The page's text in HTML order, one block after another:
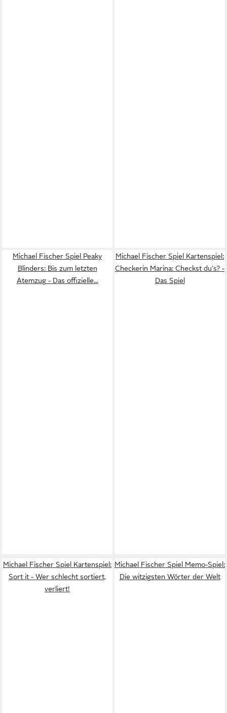
Michael Fischer Spiel Peaky
Blinders: Bis zum letzten
Atemzug - Das offizielle...
Michael Fischer Spiel Kartenspiel:
Checkerin Marina: Checkst du's? -
Das Spiel
Michael Fischer Spiel Kartenspiel:
Sort it - Wer schlecht sortiert,
verliert!
Michael Fischer Spiel Memo-Spiel:
Die witzigsten Wörter der Welt